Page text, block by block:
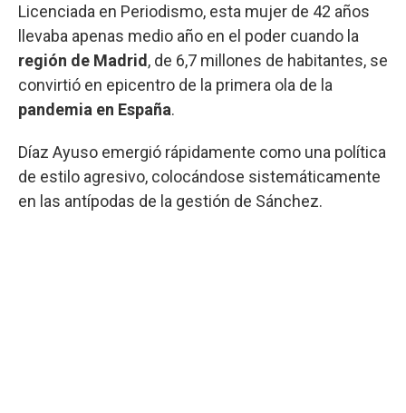
Licenciada en Periodismo, esta mujer de 42 años
llevaba apenas medio año en el poder cuando la
región de Madrid , de 6,7 millones de habitantes, se
convirtió en epicentro de la primera ola de la
pandemia en España.
Díaz Ayuso emergió rápidamente como una política
de estilo agresivo, colocándose sistemáticamente
en las antípodas de la gestión de Sánchez.